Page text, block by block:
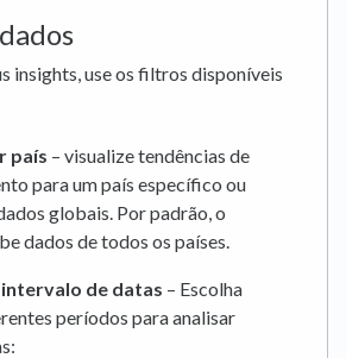
insights, use os filtros disponíveis
país – visualize tendências de
para um país específico ou
globais. Por padrão, o
dados de todos os países.
de datas – Escolha
períodos para analisar